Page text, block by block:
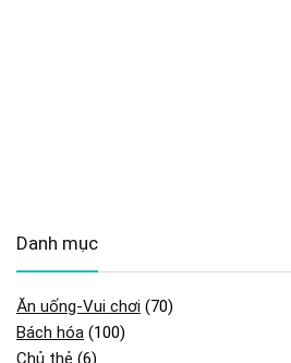
Danh mục
Ăn uống-Vui chơi (70)
Bách hóa (100)
Chủ thẻ (6)